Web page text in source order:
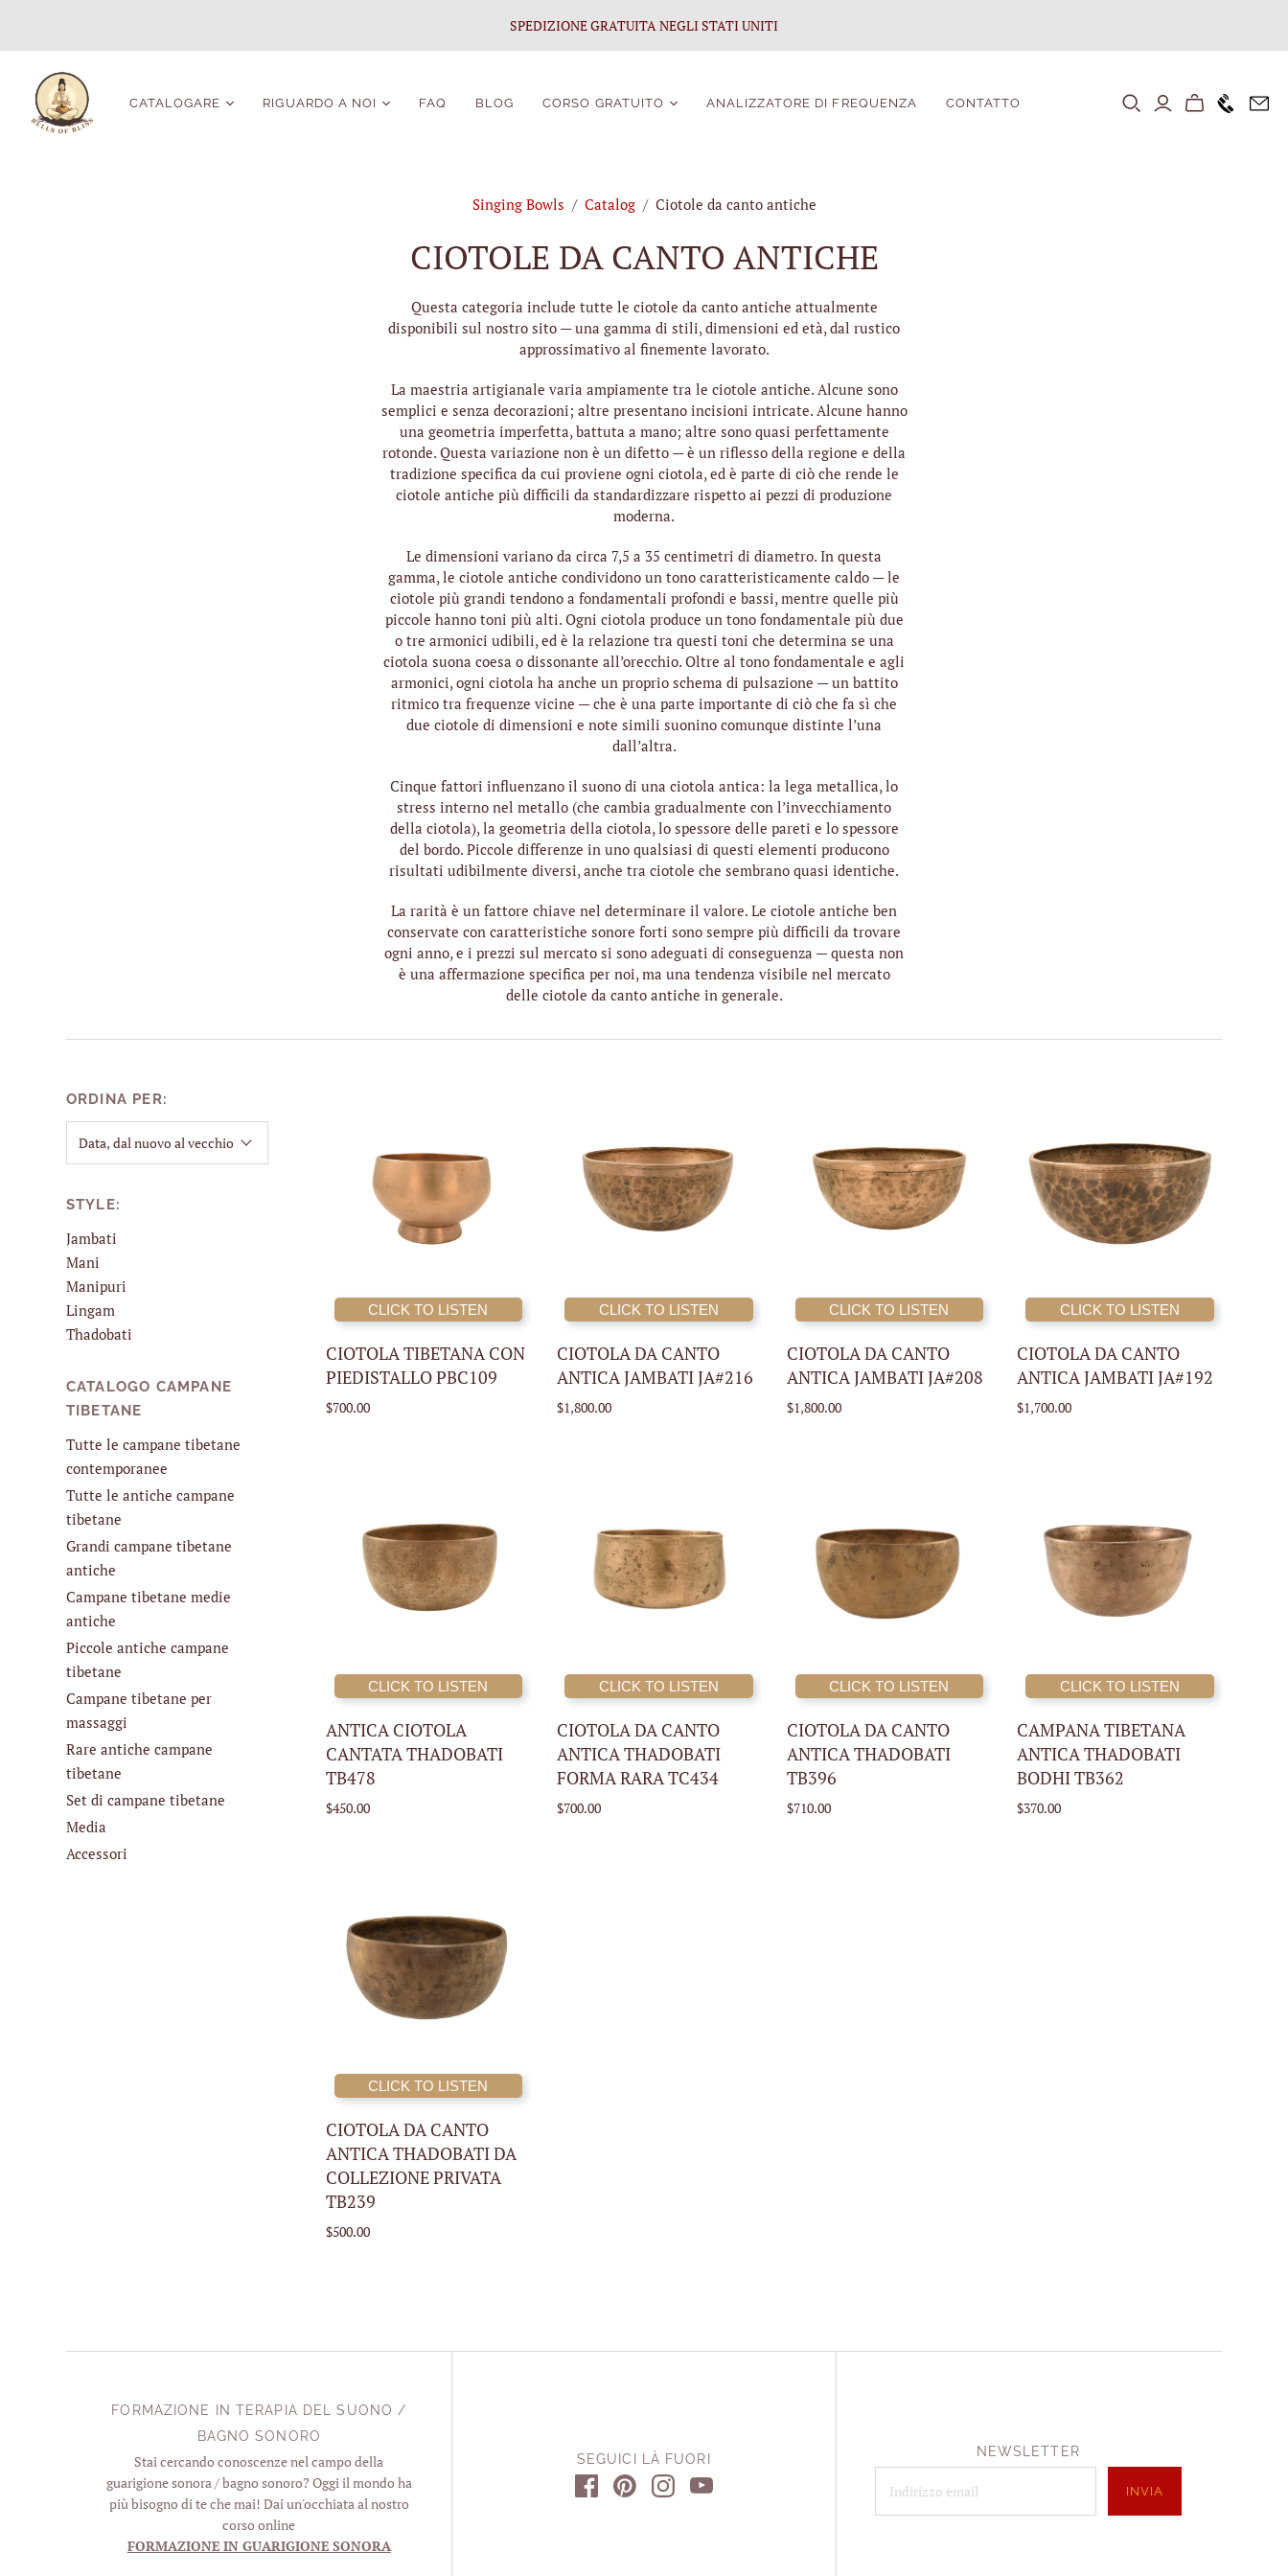
SPEDIZIONE GRATUITA NEGLI STATI UNITI
CATALOGARE RIGUARDO A NOI
Personalizzazione del
Acquistiamo campane
FAQ BLOG CORSO GRATUITO
Corso gratuito
Iscritti ai Corsi
ANALIZZATORE DI FREQUENZA CONTATTO +1646
Singing Bowls / Catalog / Ciotole da canto antiche
CIOTOLE DA CANTO ANTICHE
Questa categoria include tutte le ciotole da canto antiche attualmente
disponibili sul nostro sito — una gamma di stili, dimensioni ed età, dal rustico
approssimativo al finemente lavorato.
La maestria artigianale varia ampiamente tra le ciotole antiche. Alcune sono
semplici e senza decorazioni; altre presentano incisioni intricate. Alcune hanno
una geometria imperfetta, battuta a mano; altre sono quasi perfettamente
rotonde. Questa variazione non è un difetto — è un riflesso della regione e della
tradizione specifica da cui proviene ogni ciotola, ed è parte di ciò che rende le
ciotole antiche più difficili da standardizzare rispetto ai pezzi di produzione
moderna.
Le dimensioni variano da circa 7,5 a 35 centimetri di diametro. In questa
gamma, le ciotole antiche condividono un tono caratteristicamente caldo — le
ciotole più grandi tendono a fondamentali profondi e bassi, mentre quelle più
piccole hanno toni più alti. Ogni ciotola produce un tono fondamentale più due
o tre armonici udibili, ed è la relazione tra questi toni che determina se una
ciotola suona coesa o dissonante all’orecchio. Oltre al tono fondamentale e agli
armonici, ogni ciotola ha anche un proprio schema di pulsazione — un battito
ritmico tra frequenze vicine — che è una parte importante di ciò che fa sì che
due ciotole di dimensioni e note simili suonino comunque distinte l’una
dall’altra.
Cinque fattori influenzano il suono di una ciotola antica: la lega metallica, lo
stress interno nel metallo (che cambia gradualmente con l’invecchiamento
della ciotola), la geometria della ciotola, lo spessore delle pareti e lo spessore
del bordo. Piccole differenze in uno qualsiasi di questi elementi producono
risultati udibilmente diversi, anche tra ciotole che sembrano quasi identiche.
La rarità è un fattore chiave nel determinare il valore. Le ciotole antiche ben
conservate con caratteristiche sonore forti sono sempre più difficili da trovare
ogni anno, e i prezzi sul mercato si sono adeguati di conseguenza — questa non
è una affermazione specifica per noi, ma una tendenza visibile nel mercato
delle ciotole da canto antiche in generale.
AGGIUNGI AL
CLICK TO LISTEN
CIOTOLA TIBETANA CON
PIEDISTALLO PBC109
$700.00
AGGIUNGI AL
CLICK TO LISTEN
CIOTOLA DA CANTO
ANTICA JAMBATI JA#216
$1,800.00
AGGIUNGI AL
CLICK TO LISTEN
CIOTOLA DA CANTO
ANTICA JAMBATI JA#208
$1,800.00
AGGIUNGI AL
CLICK TO LISTEN
CIOTOLA DA CANTO
ANTICA JAMBATI JA#192
$1,700.00
AGGIUNGI AL
CLICK TO LISTEN
ANTICA CIOTOLA
CANTATA THADOBATI
TB478
$450.00
AGGIUNGI AL
CLICK TO LISTEN
CIOTOLA DA CANTO
ANTICA THADOBATI
FORMA RARA TC434
$700.00
AGGIUNGI AL
CLICK TO LISTEN
CIOTOLA DA CANTO
ANTICA THADOBATI
TB396
$710.00
AGGIUNGI AL
CLICK TO LISTEN
CAMPANA TIBETANA
ANTICA THADOBATI
BODHI TB362
$370.00
AGGIUNGI AL
CLICK TO LISTEN
CIOTOLA DA CANTO
ANTICA THADOBATI DA
COLLEZIONE PRIVATA
TB239
$500.00
ORDINA PER:
STYLE:
Jambati
Mani
Manipuri
Lingam
Thadobati
CATALOGO CAMPANE
TIBETANE
Tutte le campane tibetane
contemporanee
Tutte le antiche campane
tibetane
Grandi campane tibetane
antiche
Campane tibetane medie
antiche
Piccole antiche campane
tibetane
Campane tibetane per
massaggi
Rare antiche campane
tibetane
Set di campane tibetane
Media
Accessori
FORMAZIONE IN TERAPIA DEL SUONO /
BAGNO SONORO
Stai cercando conoscenze nel campo della
guarigione sonora / bagno sonoro? Oggi il mondo ha
più bisogno di te che mai! Dai un'occhiata al nostro
corso online
FORMAZIONE IN GUARIGIONE SONORA
SEGUICI LÀ FUORI NEWSLETTER